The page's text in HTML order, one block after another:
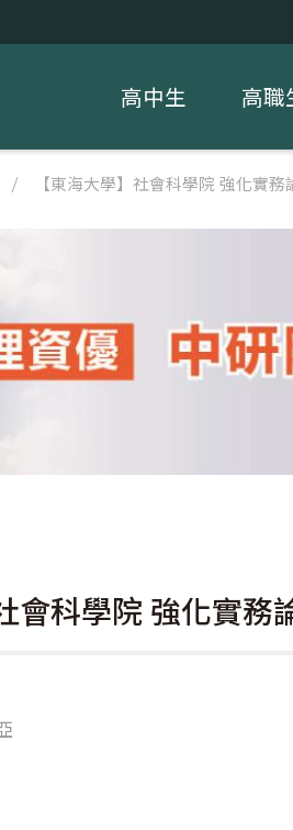
高中生 高職
/ 【東海大學】社會科學院 強化實務
會科學院 強化實務